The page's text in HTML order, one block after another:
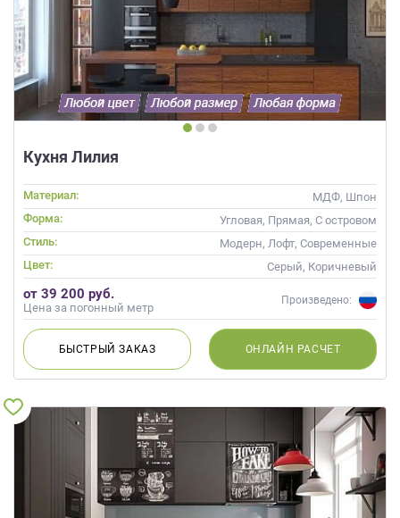
Кухня Лилия
Материал:
МДФ, Шпон
Форма:
Угловая, Прямая, С островом
Стиль:
Модерн, Лофт, Современные
Цвет:
Серый, Коричневый
от 39 200 руб.
Цена за погонный метр
Произведено:
БЫСТРЫЙЗАКАЗ ОНЛАЙН РАСЧЕТ